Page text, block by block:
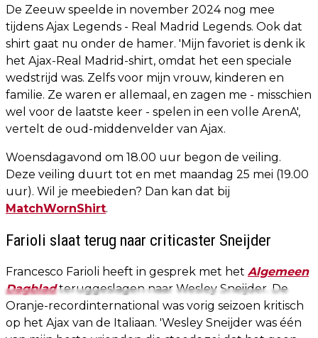
De Zeeuw speelde in november 2024 nog mee
tijdens Ajax Legends - Real Madrid Legends. Ook dat
shirt gaat nu onder de hamer. 'Mijn favoriet is denk ik
het Ajax-Real Madrid-shirt, omdat het een speciale
wedstrijd was. Zelfs voor mijn vrouw, kinderen en
familie. Ze waren er allemaal, en zagen me - misschien
wel voor de laatste keer - spelen in een volle ArenA',
vertelt de oud-middenvelder van Ajax.
Woensdagavond om 18.00 uur begon de veiling.
Deze veiling duurt tot en met maandag 25 mei (19.00
uur). Wil je meebieden? Dan kan dat bij
MatchWornShirt.
Farioli slaat terug naar criticaster Sneijder
Francesco Farioli heeft in gesprek met het Algemeen
Dagbladteruggeslagen naar Wesley Sneijder. De
Oranje-recordinternational was vorig seizoen kritisch
op het Ajax van de Italiaan. 'Wesley Sneijder was één